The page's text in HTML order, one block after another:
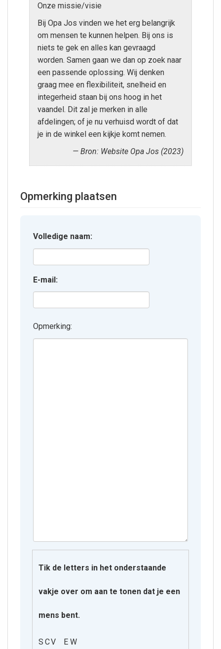
Onze missie/visie
Bij Opa Jos vinden we het erg belangrijk
om mensen te kunnen helpen. Bij ons is
niets te gek en alles kan gevraagd
worden. Samen gaan we dan op zoek naar
een passende oplossing. Wij denken
graag mee en flexibiliteit, snelheid en
integerheid staan bij ons hoog in het
vaandel. Dit zal je merken in alle
afdelingen; of je nu verhuisd wordt of dat
je in de winkel een kijkje komt nemen.
Bron: Website Opa Jos (2023)
Opmerking plaatsen
Volledige naam:
E-mail:
Opmerking:
Tik de letters in het onderstaande
vakje over om aan te tonen dat je een
mens bent.
S C V E W